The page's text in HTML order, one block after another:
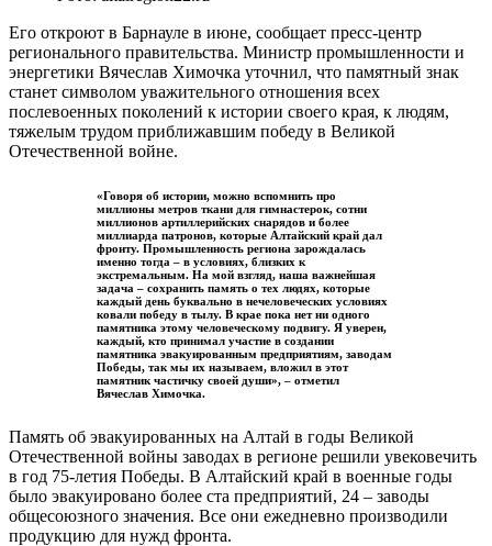
Его откроют в Барнауле в июне, сообщает пресс-центр
регионального правительства. Министр промышленности и
энергетики Вячеслав Химочка уточнил, что памятный знак
станет символом уважительного отношения всех
послевоенных поколений к истории своего края, к людям,
тяжелым трудом приближавшим победу в Великой
Отечественной войне.
«Говоря об истории, можно вспомнить про
миллионы метров ткани для гимнастерок, сотни
миллионов артиллерийских снарядов и более
миллиарда патронов, которые Алтайский край дал
фронту. Промышленность региона зарождалась
именно тогда – в условиях, близких к
экстремальным. На мой взгляд, наша важнейшая
задача – сохранить память о тех людях, которые
каждый день буквально в нечеловеческих условиях
ковали победу в тылу. В крае пока нет ни одного
памятника этому человеческому подвигу. Я уверен,
каждый, кто принимал участие в создании
памятника эвакуированным предприятиям, заводам
Победы, так мы их называем, вложил в этот
памятник частичку своей души», – отметил
Вячеслав Химочка.
Память об эвакуированных на Алтай в годы Великой
Отечественной войны заводах в регионе решили увековечить
в год 75-летия Победы. В Алтайский край в военные годы
было эвакуировано более ста предприятий, 24 – заводы
общесоюзного значения. Все они ежедневно производили
продукцию для нужд фронта.